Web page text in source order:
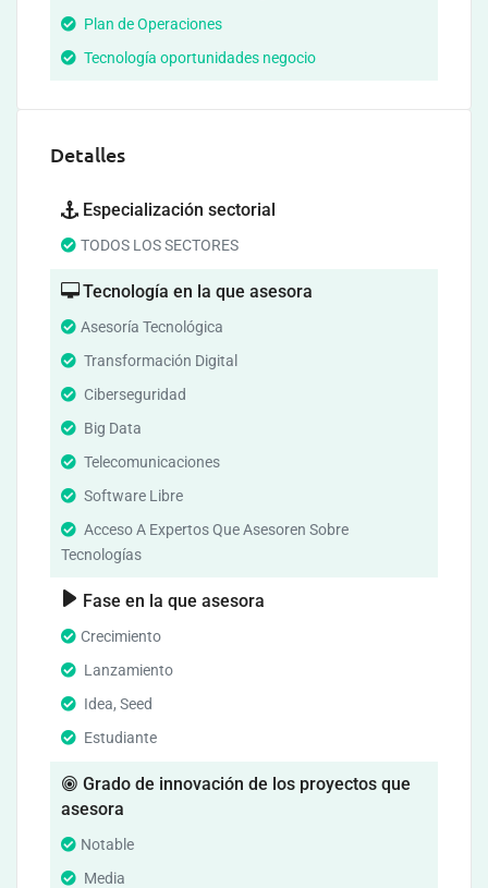
Plan de Operaciones
Tecnología oportunidades negocio
Detalles
Especialización sectorial
TODOS LOS SECTORES
Tecnología en la que asesora
Asesoría Tecnológica
Transformación Digital
Ciberseguridad
Big Data
Telecomunicaciones
Software Libre
Acceso A Expertos Que Asesoren Sobre
Tecnologías
Fase en la que asesora
Crecimiento
Lanzamiento
Idea, Seed
Estudiante
Grado de innovación de los proyectos que
asesora
Notable
Media